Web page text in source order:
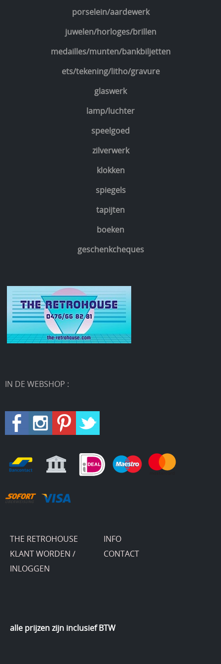
porselein/aardewerk
juwelen/horloges/brillen
medailles/munten/bankbiljetten
ets/tekening/litho/gravure
glaswerk
lamp/luchter
speelgoed
zilverwerk
klokken
spiegels
tapijten
boeken
geschenkcheques
IN DE WEBSHOP :
THE RETROHOUSE
INFO
KLANT WORDEN /
INLOGGEN
CONTACT
alle prijzen zijn inclusief BTW